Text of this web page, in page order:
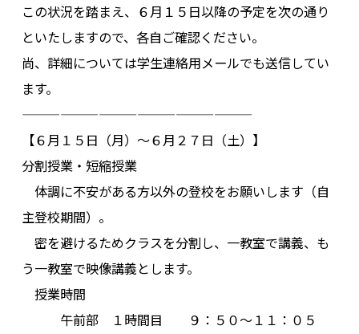
資格・就職
その他
この状況を踏まえ、６月１５日以降の予定を次の通り
といたしますので、各自ご確認ください。
尚、詳細については学生連絡用メールでも送信してい
ます。
——————————————————
【６月１５日（月）～６月２７日（土）】
分割授業・短縮授業
体調に不安がある方以外の登校をお願いします（自
主登校期間）。
密を避けるためクラスを分割し、一教室で講義、も
う一教室で映像講義とします。
授業時間
午前部 １時間目 ９：５０～１１：０５